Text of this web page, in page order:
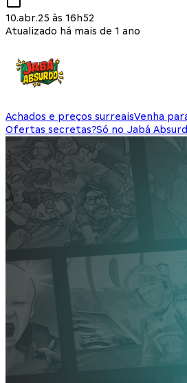
10.abr.25 às 16h52
Atualizado há mais de 1 ano
Achados e preços surreaisVenha
Ofertas secretas?Só no Jabá